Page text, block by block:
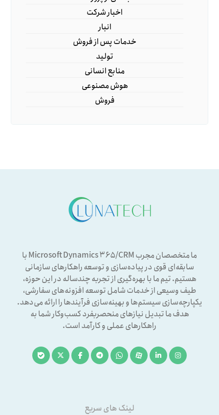
اخبار شرکت
انبار
خدمات پس از فروش
تولید
منابع انسانی
هوش مصنوعی
فروش
ما متخصصان مجرب Microsoft Dynamics ۳۶۵/CRM با
سابقه‌ای قوی در پیاده‌سازی و توسعه راهکارهای سازمانی
هستیم. تیم ما با بهره‌گیری از تجربه چندساله در این حوزه،
طیف وسیعی از خدمات شامل توسعه افزونه‌های سفارشی،
یکپارچه‌سازی سیستم‌ها و بهینه‌سازی فرآیندها را ارائه می‌دهد.
هدف ما تبدیل نیازهای منحصربفرد کسب‌وکار شما به
راهکارهای عملی و کارآمد است.
لینک های سریع